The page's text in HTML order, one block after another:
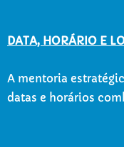
DATA, HORÁRIO E
A mentoria
datas e horários